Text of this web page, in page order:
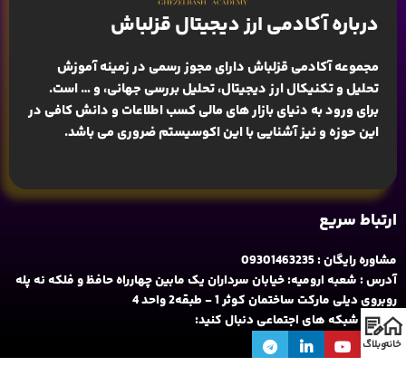
درباره آکادمی ارز دیجیتال قزلباش
مجموعه آکادمی قزلباش دارای مجوز رسمی در زمینهآموزش
تحلیل و تکنیکال ارز دیجیتال، تحلیل بررسی جهانی، و … است.
برای ورود به دنیای بازار های مالی کسب اطلاعات و دانش کافی در
این حوزه و نیز آشنایی با این اکوسیستم ضروری می باشد.
ارتباط سریع
مشاوره رایگان : 09301463235
آدرس : شعبه ارومیه: خیابان سرداران یک مابین چهارراه حافظ و فلکه نه پله
روبروی دیلی مارکت ساختمان کوثر 1 - طبقه2 واحد 4
ما را در شبکه های اجتماعی دنبال کنید:
خانهوبلاگ